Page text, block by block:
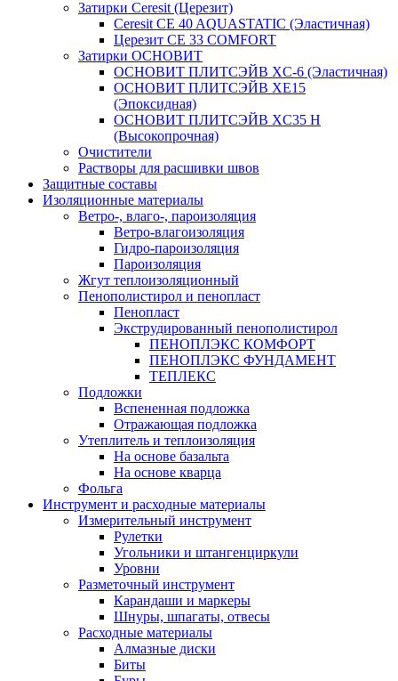
Затирки Ceresit (Церезит)
Ceresit CE 40 AQUASTATIC (Эластичная)
Церезит CE 33 COMFORT
Затирки ОСНОВИТ
ОСНОВИТ ПЛИТСЭЙВ XC-6 (Эластичная)
ОСНОВИТ ПЛИТСЭЙВ XЕ15
(Эпоксидная)
ОСНОВИТ ПЛИТСЭЙВ XС35 Н
(Высокопрочная)
Очистители
Растворы для расшивки швов
Защитные составы
Изоляционные материалы
Ветро-, влаго-, пароизоляция
Ветро-влагоизоляция
Гидро-пароизоляция
Пароизоляция
Жгут теплоизоляционный
Пенополистирол и пенопласт
Пенопласт
Экструдированный пенополистирол
ПЕНОПЛЭКС КОМФОРТ
ПЕНОПЛЭКС ФУНДАМЕНТ
ТЕПЛЕКС
Подложки
Вспененная подложка
Отражающая подложка
Утеплитель и теплоизоляция
На основе базальта
На основе кварца
Фольга
Инструмент и расходные материалы
Измерительный инструмент
Рулетки
Угольники и штангенциркули
Уровни
Разметочный инструмент
Карандаши и маркеры
Шнуры, шпагаты, отвесы
Расходные материалы
Алмазные диски
Биты